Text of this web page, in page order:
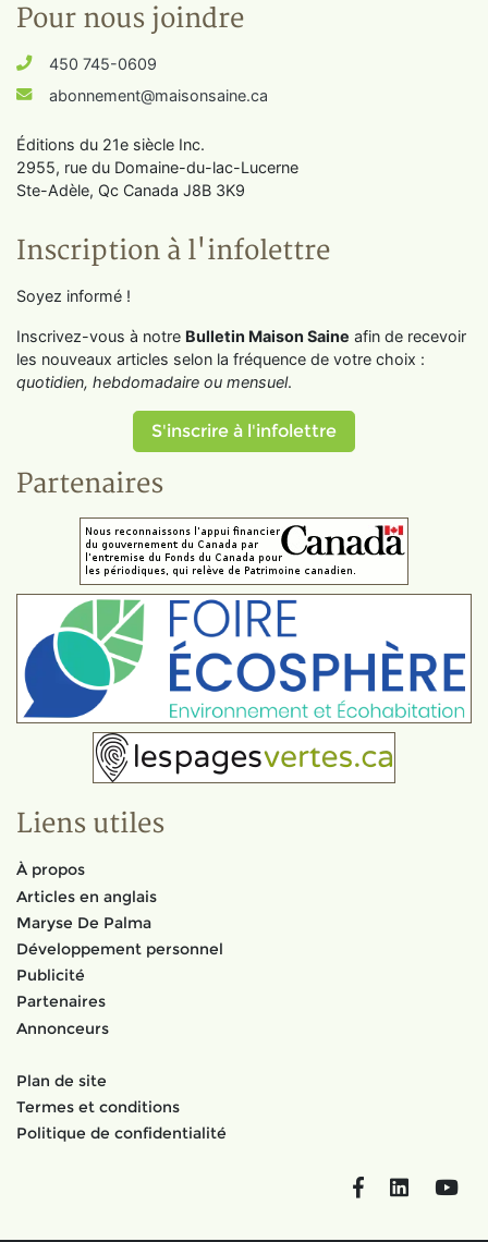
Pour nous joindre
450 745-0609
abonnement@maisonsaine.ca
Éditions du 21e siècle Inc.
2955, rue du Domaine-du-lac-Lucerne
Ste-Adèle, Qc Canada J8B 3K9
Inscription à l'infolettre
Soyez informé !
Inscrivez-vous à notre Bulletin Maison Saine afin de recevoir
les nouveaux articles selon la fréquence de votre choix :
quotidien, hebdomadaire ou mensuel.
S'inscrire à l'infolettre
Partenaires
Liens utiles
À propos
Articles en anglais
Maryse De Palma
Développement personnel
Publicité
Partenaires
Annonceurs
Plan de site
Termes et conditions
Politique de confidentialité
FacebookLinkedIn